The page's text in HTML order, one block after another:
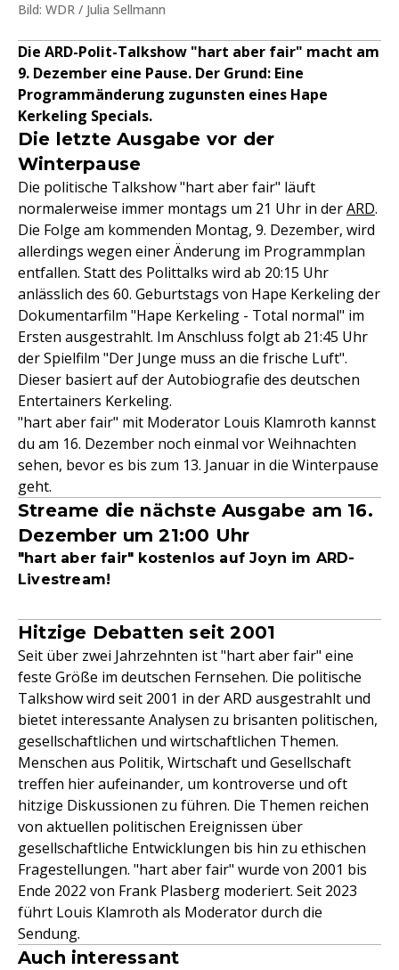
Bild: WDR / Julia Sellmann
Die ARD-Polit-Talkshow "hart aber fair" macht am
9. Dezember eine Pause. Der Grund: Eine
Programmänderung zugunsten eines Hape
Kerkeling Specials.
Die letzte Ausgabe vor der
Winterpause
Die politische Talkshow "hart aber fair" läuft
normalerweise immer montags um 21 Uhr in derARD.
Die Folge am kommenden Montag, 9. Dezember, wird
allerdings wegen einer Änderung im Programmplan
entfallen. Statt des Polittalks wird ab 20:15 Uhr
anlässlich des 60. Geburtstags von Hape Kerkeling der
Dokumentarfilm "Hape Kerkeling - Total normal" im
Ersten ausgestrahlt. Im Anschluss folgt ab 21:45 Uhr
der Spielfilm "Der Junge muss an die frische Luft".
Dieser basiert auf der Autobiografie des deutschen
Entertainers Kerkeling.
"hart aber fair" mit Moderator Louis Klamroth kannst
du am 16. Dezember noch einmal vor Weihnachten
sehen, bevor es bis zum 13. Januar in die Winterpause
geht.
Streame die nächste Ausgabe am 16.
Dezember um 21:00 Uhr
"hart aber fair" kostenlos auf Joyn im ARD-
Livestream!
Hitzige Debatten seit 2001
Seit über zwei Jahrzehnten ist "hart aber fair" eine
feste Größe im deutschen Fernsehen. Die politische
Talkshow wird seit 2001 in der ARD ausgestrahlt und
bietet interessante Analysen zu brisanten politischen,
gesellschaftlichen und wirtschaftlichen Themen.
Menschen aus Politik, Wirtschaft und Gesellschaft
treffen hier aufeinander, um kontroverse und oft
hitzige Diskussionen zu führen. Die Themen reichen
von aktuellen politischen Ereignissen über
gesellschaftliche Entwicklungen bis hin zu ethischen
Fragestellungen. "hart aber fair" wurde von 2001 bis
Ende 2022 von Frank Plasberg moderiert. Seit 2023
führt Louis Klamroth als Moderator durch die
Sendung.
Auch interessant